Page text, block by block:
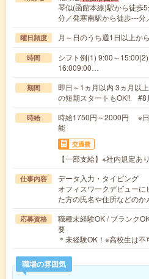
琴似(函館本線)駅から徒歩
分／発寒南駅から徒歩---
曜日頻度 月～日のうち週1日以上か
時間
シフト例(1) 9:00～
16:009:00…
期間
即日～1ヵ月以内 3ヵ月以
の短期スタートもOK!! #8
時給
時給1750円～2000円 ※日
能
交通費
【一部支給】※社内規定あり
仕事内容
データ入力・タイピング
オフィスワークデビュー
た方の氏名や住所などの
応募資格
職種未経験OK / ブランク
要
＊未経験OK！※高校生は不
職場の雰囲気